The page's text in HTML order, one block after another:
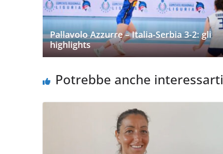
Pallavolo Azzurre – Italia-Serbia 3-2: gli
highlights
Potrebbe anche interessarti